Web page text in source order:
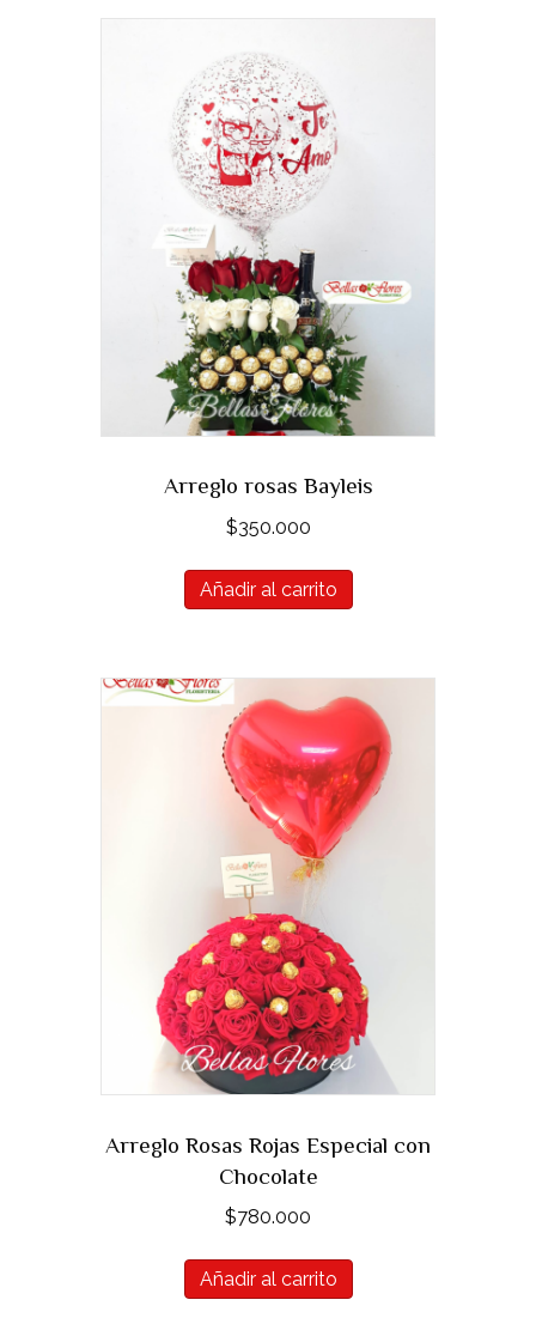
Arreglo rosas Bayleis
$350.000
Añadir al carrito
Arreglo Rosas Rojas Especial con
Chocolate
$780.000
Añadir al carrito